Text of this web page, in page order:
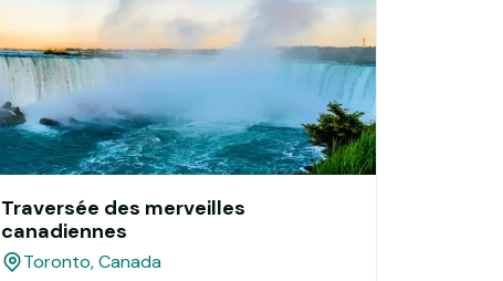
Traversée des merveilles
canadiennes
Toronto, Canada